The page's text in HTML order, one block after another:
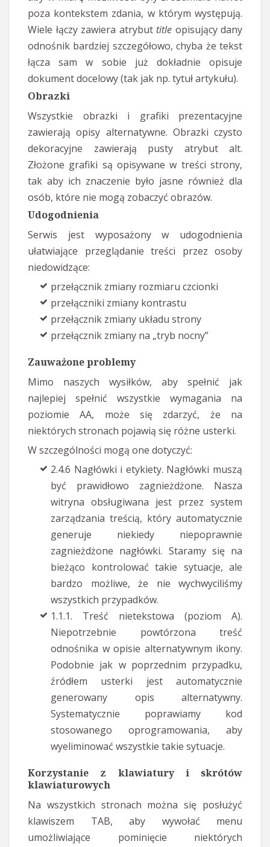
poza kontekstem zdania, w którym występują.
Wiele łączy zawiera atrybut title opisujący dany
odnośnik bardziej szczegółowo, chyba że tekst
łącza sam w sobie już dokładnie opisuje
dokument docelowy (tak jak np. tytuł artykułu).
Obrazki
Wszystkie obrazki i grafiki prezentacyjne
zawierają opisy alternatywne. Obrazki czysto
dekoracyjne zawierają pusty atrybut alt.
Złożone grafiki są opisywane w treści strony,
tak aby ich znaczenie było jasne również dla
osób, które nie mogą zobaczyć obrazów.
Udogodnienia
Serwis jest wyposażony w udogodnienia
ułatwiające przeglądanie treści przez osoby
niedowidzące:
przełącznik zmiany rozmiaru czcionki
przełączniki zmiany kontrastu
przełącznik zmiany układu strony
przełącznik zmiany na „tryb nocny”
Zauważone problemy
Mimo naszych wysiłków, aby spełnić jak
najlepiej spełnić wszystkie wymagania na
poziomie AA, może się zdarzyć, że na
niektórych stronach pojawią się różne usterki.
W szczególności mogą one dotyczyć:
2.4.6 Nagłówki i etykiety. Nagłówki muszą
być prawidłowo zagnieżdżone. Nasza
witryna obsługiwana jest przez system
zarządzania treścią, który automatycznie
generuje niekiedy niepoprawnie
zagnieżdżone nagłówki. Staramy się na
bieżąco kontrolować takie sytuacje, ale
bardzo możliwe, że nie wychwyciliśmy
wszystkich przypadków.
1.1.1. Treść nietekstowa (poziom A).
Niepotrzebnie powtórzona treść
odnośnika w opisie alternatywnym ikony.
Podobnie jak w poprzednim przypadku,
źródłem usterki jest automatycznie
generowany opis alternatywny.
Systematycznie poprawiamy kod
stosowanego oprogramowania, aby
wyeliminować wszystkie takie sytuacje.
Korzystanie z klawiatury i skrótów
klawiaturowych
Na wszystkich stronach można się posłużyć
klawiszem TAB, aby wywołać menu
umożliwiające pominięcie niektórych